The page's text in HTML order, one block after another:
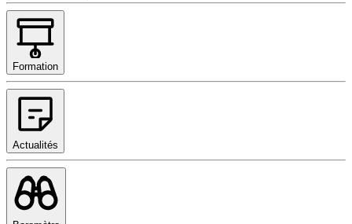
Formation
Actualités